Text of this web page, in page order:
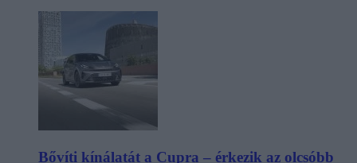
Bővíti kínálatát a Cupra – érkezik az olcsóbb